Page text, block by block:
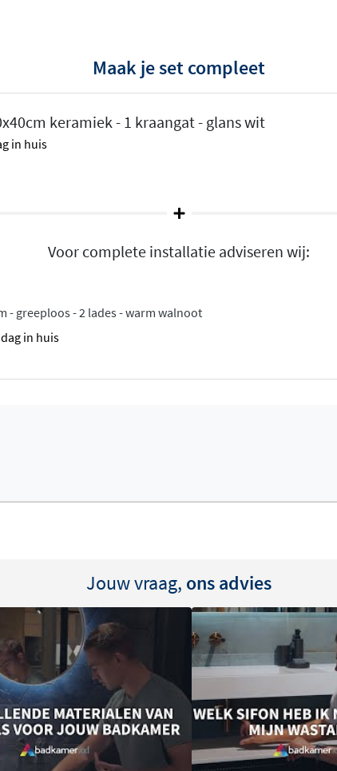
opbouw- en
onderkasten
met een gladde, luxe
te reinigen, hygiënisch en
kunnen er
breedte meestal iets
zodat de wastafel
weggevoerd zonder
worden op een
met of zonder
als inbouwkranen.
passende oplossing, van
Maak je set compleet
keramiek - 1 kraangat - glans wit
in huis
Voor complete installatie adviseren wij:
- greeploos - 2 lades - warm walnoot
in huis
Jouw vraag, ons advies